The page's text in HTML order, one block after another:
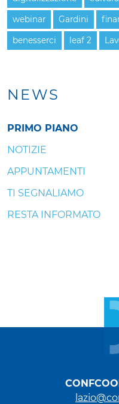
NEWS
PRIMO PIANO
NOTIZIE
APPUNTAMENTI
TI SEGNALIAMO
RESTA INFORMATO
webinar Gardini
benesserci leaf 2